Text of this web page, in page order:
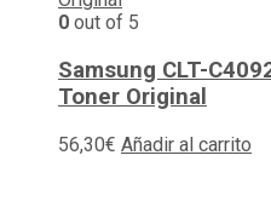
0 out of 5
Samsung CLT-
Toner Original
56,30€ Añadir al carrito